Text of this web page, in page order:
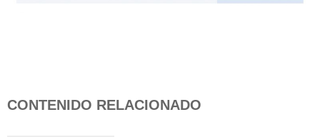
CONTENIDO RELACIONADO